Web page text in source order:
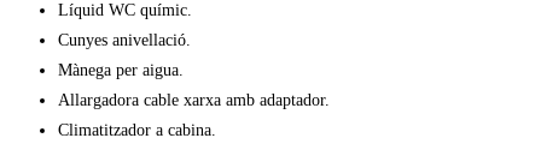
Líquid WC químic.
Cunyes anivellació.
Mànega per aigua.
Allargadora cable xarxa amb adaptador.
Climatitzador a cabina.